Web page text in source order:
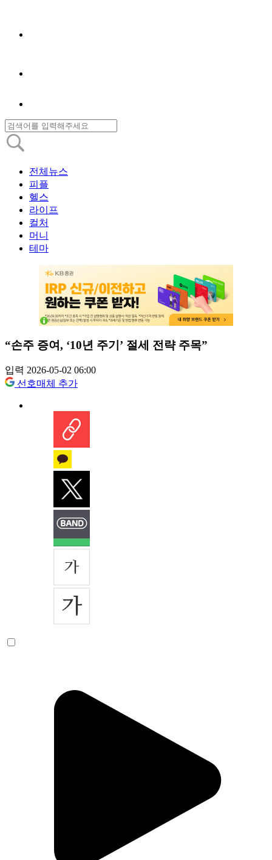
전체뉴스
피플
헬스
라이프
컬처
머니
테마
“손주 증여, ‘10년 주기’ 절세 전략 주목”
입력 2026-05-02 06:00
선호매체 추가